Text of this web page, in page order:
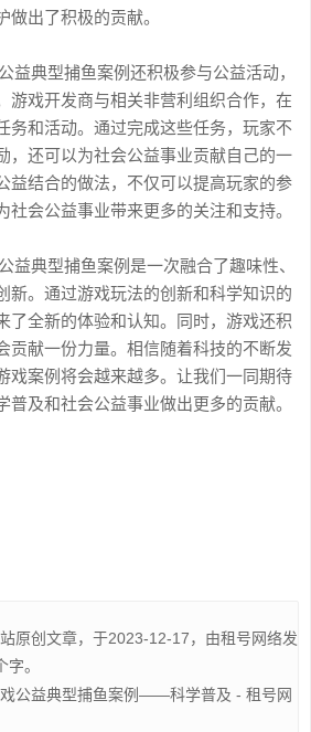
做出了积极的贡献。
益典型捕鱼案例还积极参与公益活动，
游戏开发商与相关非营利组织合作，在
务和活动。通过完成这些任务，玩家不
，还可以为社会公益事业贡献自己的一
益结合的做法，不仅可以提高玩家的参
社会公益事业带来更多的关注和支持。
益典型捕鱼案例是一次融合了趣味性、
新。通过游戏玩法的创新和科学知识的
了全新的体验和认知。同时，游戏还积
贡献一份力量。相信随着科技的不断发
戏案例将会越来越多。让我们一同期待
普及和社会公益事业做出更多的贡献。
原创文章，于2023-12-17，由租号网络发
。
公益典型捕鱼案例——科学普及 - 租号网